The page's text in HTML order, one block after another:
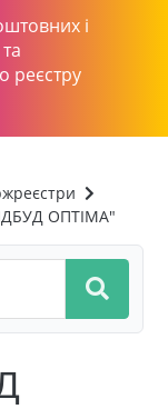
і
реєстру
ОПТІМА"